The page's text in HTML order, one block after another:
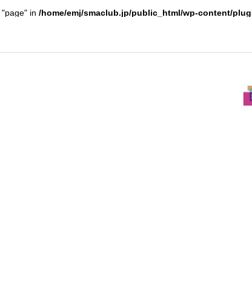
in /home/emj/smaclub.jp/public_html/wp-content/